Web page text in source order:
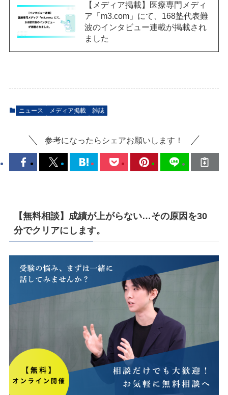
【メディア掲載】医療専門メディ
ア「m3.com」にて、168塾代表難
波のインタビュー連載が掲載され
ました
ニュース メディア掲載 雑誌
参考になったらシェアお願いします！
【無料相談】成績が上がらない…その原因を30
分でクリアにします。